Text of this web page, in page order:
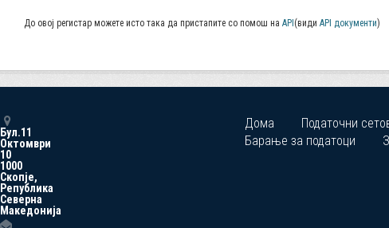
До овој регистар можете исто така да пристапите со помош на API (види API документи)
Бул.11
Октомври
10
1000
Скопје,
Република
Северна
Македонија
Дома Податочни
Барање за податоци